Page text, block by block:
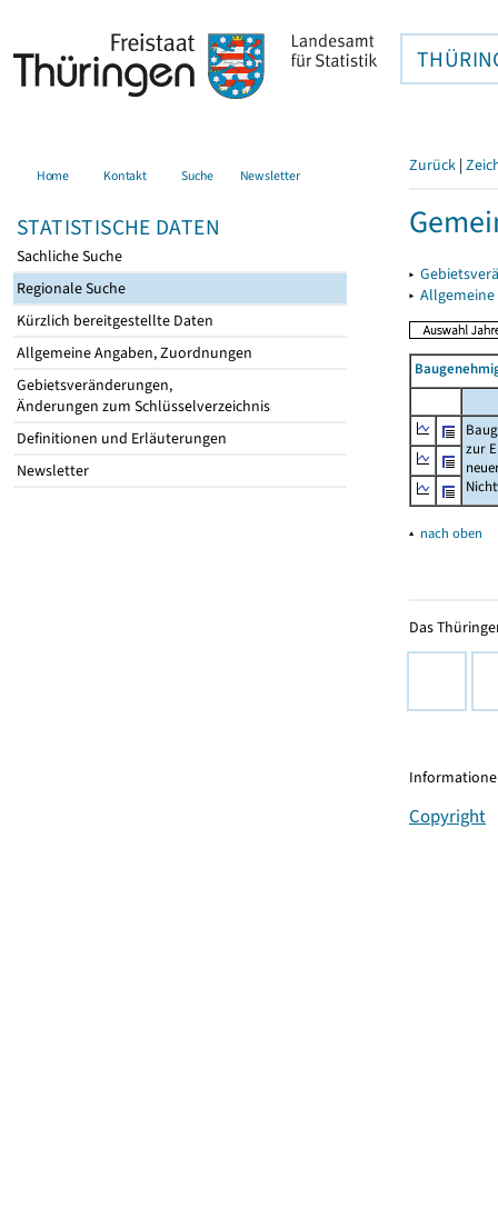
Home Kontakt Suche Newsletter
STATISTISCHE DATEN
Sachliche Suche
Regionale Suche
Kürzlich bereitgestellte Daten
Allgemeine Angaben, Zuordnungen
Gebietsveränderungen,
Änderungen zum Schlüsselverzeichnis
Definitionen und Erläuterungen
Newsletter
Zurück |
▸
▸
zur
▴ nach oben
Das
Copyright